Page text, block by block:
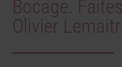
Bocage.
Olivier